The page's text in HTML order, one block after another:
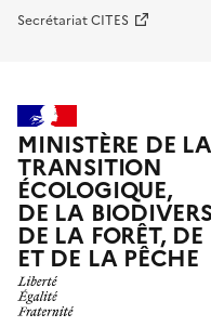
Secrétariat CITES
MINISTÈRE DE LA
TRANSITION
ÉCOLOGIQUE,
DE LA
DE LA FORÊT,
ET DE LA PÊCHE